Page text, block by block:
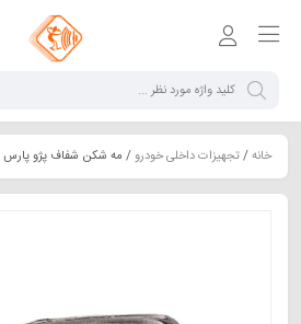
خانه/تجهیزات داخلی خودرو/ مه شکن شفاف پژو پارس